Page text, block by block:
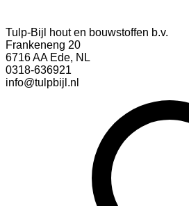
Tulp-Bijl hout en bouwstoffen b.v.
Frankeneng 20
6716 AA Ede, NL
0318-636921
info@tulpbijl.nl